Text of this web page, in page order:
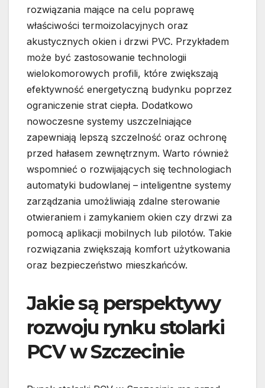
rozwiązania mające na celu poprawę
właściwości termoizolacyjnych oraz
akustycznych okien i drzwi PVC. Przykładem
może być zastosowanie technologii
wielokomorowych profili, które zwiększają
efektywność energetyczną budynku poprzez
ograniczenie strat ciepła. Dodatkowo
nowoczesne systemy uszczelniające
zapewniają lepszą szczelność oraz ochronę
przed hałasem zewnętrznym. Warto również
wspomnieć o rozwijających się technologiach
automatyki budowlanej – inteligentne systemy
zarządzania umożliwiają zdalne sterowanie
otwieraniem i zamykaniem okien czy drzwi za
pomocą aplikacji mobilnych lub pilotów. Takie
rozwiązania zwiększają komfort użytkowania
oraz bezpieczeństwo mieszkańców.
Jakie są perspektywy
rozwoju rynku stolarki
PCV w Szczecinie